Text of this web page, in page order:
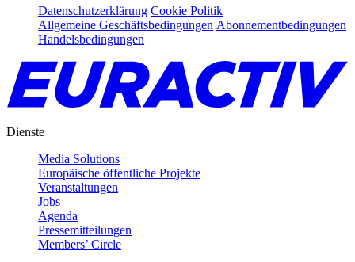
Datenschutzerklärung Cookie Politik
Allgemeine Geschäftsbedingungen Abonnementbedingungen
Handelsbedingungen
Dienste
Media Solutions
Europäische öffentliche Projekte
Veranstaltungen
Jobs
Agenda
Pressemitteilungen
Members’ Circle